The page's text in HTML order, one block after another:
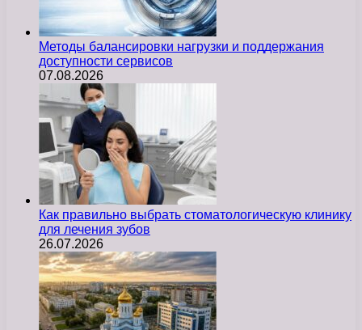
Методы балансировки нагрузки и поддержания
доступности сервисов
07.08.2026
Как правильно выбрать стоматологическую клинику
для лечения зубов
26.07.2026